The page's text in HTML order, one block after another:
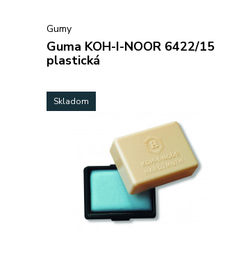
Gumy
Guma KOH-I-NOOR 6422/15
plastická
Skladom